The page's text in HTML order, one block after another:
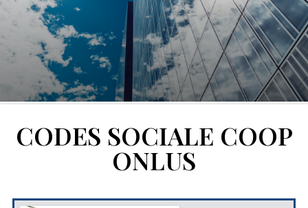
CODES SOCIALE COOP
ONLUS